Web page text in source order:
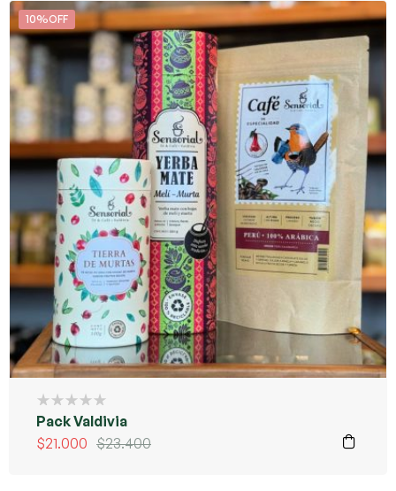
10%OFF
Pack Valdivia
$23.400
$21.000